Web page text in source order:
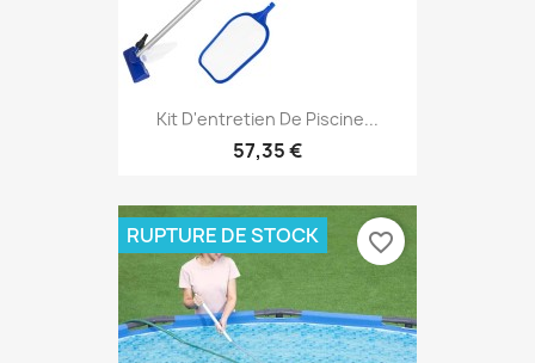
Kit D'entretien De Piscine...
57,35 €
RUPTURE DE STOCK favorite_border